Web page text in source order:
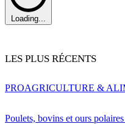
Loading...
LES PLUS RÉCENTS
Poulets, bovins et ours
PROAGRICULTURE &